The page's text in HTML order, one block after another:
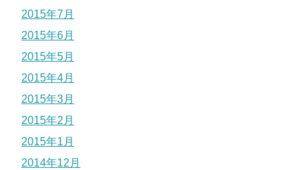
2015年7月
2015年6月
2015年5月
2015年4月
2015年3月
2015年2月
2015年1月
2014年12月